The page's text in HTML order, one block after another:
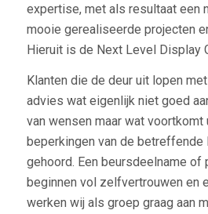
expertise, met als resultaat een
mooie gerealiseerde projecten
Hieruit is de Next Level Display
Klanten die de deur uit lopen
advies wat eigenlijk niet goed
van wensen maar wat voortkomt
beperkingen van de betreffende
gehoord. Een beursdeelname of
beginnen vol zelfvertrouwen en
werken wij als groep graag aan